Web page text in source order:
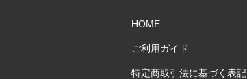
HOME
ご利用ガイド
特定商取引法に基づく表記